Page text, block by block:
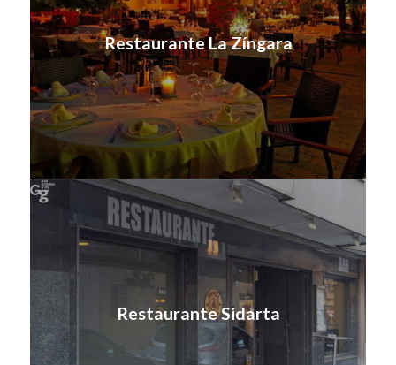
Restaurante La Zíngara
Restaurante Sidarta